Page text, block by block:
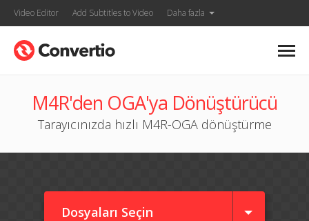
Video Editor Add Subtitles to Video Daha fazla
M4R'den OGA'ya Dönüştürücü
Tarayıcınızda hızlı M4R-OGA dönüştürme
Dosyaları Seçin